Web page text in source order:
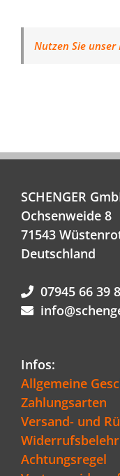
Nutzen Sie
SCHENGER
Ochsenweide 8
71543
Deutschland
07945 66 39
Infos:
Allgemeine
Zahlungsarten
Versand- und
Achtungsregel